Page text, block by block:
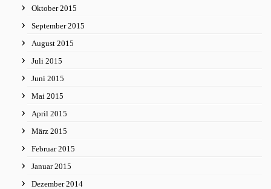
Oktober 2015
September 2015
August 2015
Juli 2015
Juni 2015
Mai 2015
April 2015
März 2015
Februar 2015
Januar 2015
Dezember 2014